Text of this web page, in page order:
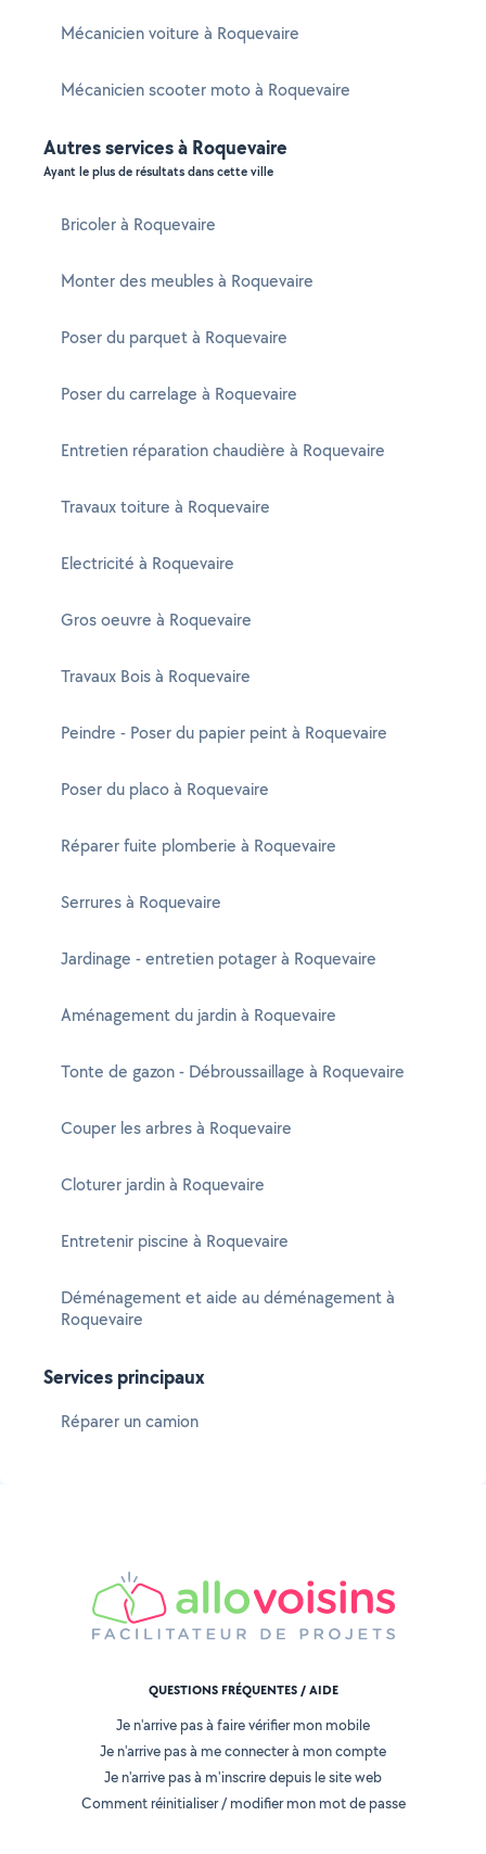
Mécanicien voiture à Roquevaire
Mécanicien scooter moto à Roquevaire
Autres services à Roquevaire
Ayant le plus de résultats dans cette ville
Bricoler à Roquevaire
Monter des meubles à Roquevaire
Poser du parquet à Roquevaire
Poser du carrelage à Roquevaire
Entretien réparation chaudière à Roquevaire
Travaux toiture à Roquevaire
Electricité à Roquevaire
Gros oeuvre à Roquevaire
Travaux Bois à Roquevaire
Peindre - Poser du papier peint à Roquevaire
Poser du placo à Roquevaire
Réparer fuite plomberie à Roquevaire
Serrures à Roquevaire
Jardinage - entretien potager à Roquevaire
Aménagement du jardin à Roquevaire
Tonte de gazon - Débroussaillage à Roquevaire
Couper les arbres à Roquevaire
Cloturer jardin à Roquevaire
Entretenir piscine à Roquevaire
Déménagement et aide au déménagement à
Roquevaire
Services principaux
Réparer un camion
QUESTIONS FRÉQUENTES / AIDE
Je n'arrive pas à faire vérifier mon mobile
Je n'arrive pas à me connecter à mon compte
Je n'arrive pas à m'inscrire depuis le site web
Comment réinitialiser / modifier mon mot de passe